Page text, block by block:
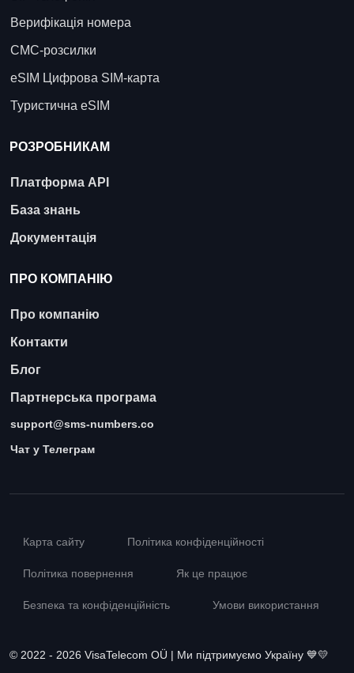
Верифікація номера
СМС-розсилки
eSIM Цифрова SIM-карта
Туристична eSIM
РОЗРОБНИКАМ
Платформа API
База знань
Документація
ПРО КОМПАНІЮ
Про компанію
Контакти
Блог
Партнерська програма
support@sms-numbers.co
Чат у Телеграм
Карта сайту Політика конфіденційності
Політика повернення Як це працює
Безпека та конфіденційність Умови використання
© 2022 - 2026 VisaTelecom OÜ | Ми підтримуємо Україну 💙💛